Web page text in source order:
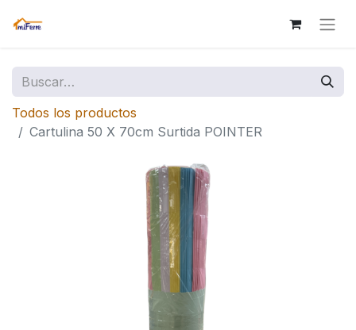
Todos los productos
Cartulina 50 X 70cm Surtida POINTER